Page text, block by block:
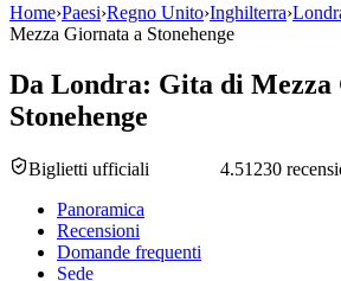
Home›Paesi›Regno Unito›Inghilterra›
Mezza Giornata a Stonehenge
Da Londra: Gita di Mezza
Stonehenge
Biglietti ufficiali 4.51230
Panoramica
Recensioni
Domande frequenti
Sede